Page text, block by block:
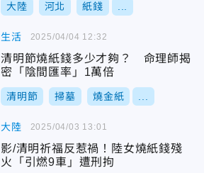
大陸 河北 紙錢
生活
清明節燒紙錢多少才夠？ 命理師揭
密「陰間匯率」1萬倍
清明節 掃墓 燒金紙
2025/04/04 12:32
大陸
影/清明祈福反惹禍！陸女燒紙錢殘
火「引燃9車」遭刑拘
2025/04/03 13:01